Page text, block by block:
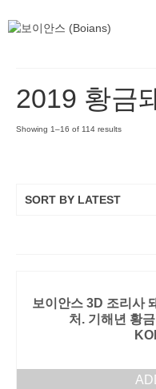
2019 황금
Showing 1–16 of 114 results
SORT BY LATEST
보이안스 3D 조리사
처. 기해년 황